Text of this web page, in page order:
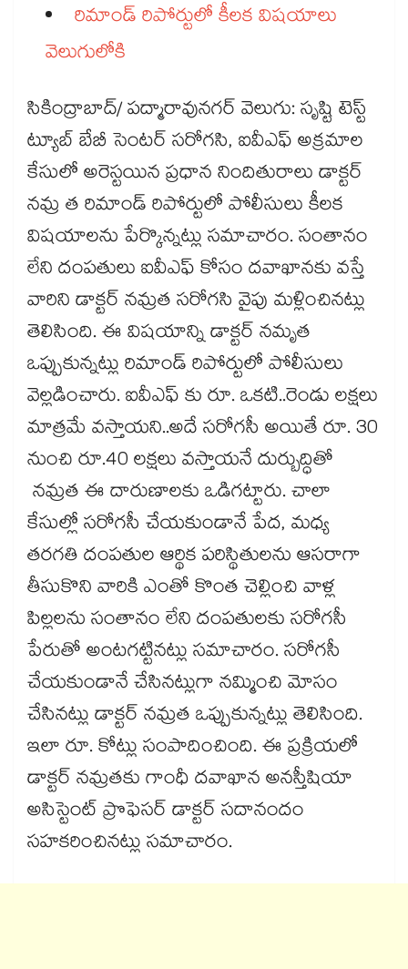
రిమాండ్​ రిపోర్టులో కీలక విషయాలు
వెలుగులోకి
సికింద్రాబాద్/ పద్మారావునగర్ వెలుగు: సృష్టి టెస్ట్
ట్యూబ్ బేబీ సెంటర్ సరోగసి, ఐవీఎఫ్ అక్రమాల
కేసులో అరెస్టయిన ప్రధాన నిందితురాలు డాక్టర్
నమ్ర త రిమాండ్ రిపోర్టులో పోలీసులు కీలక
విషయాలను పేర్కొన్నట్లు సమాచారం. సంతానం
లేని దంపతులు ఐవీఎఫ్ కోసం దవాఖానకు వస్తే
వారిని డాక్టర్ నమ్రత సరోగసి వైపు మళ్లించినట్లు
తెలిసింది. ఈ విషయాన్ని డాక్టర్ నమృత
ఒప్పుకున్నట్లు రిమాండ్ రిపోర్టులో పోలీసులు
వెల్లడించారు. ఐవీఎఫ్ కు రూ. ఒకటి..రెండు లక్షలు
మాత్రమే వస్తాయని..అదే సరోగసీ అయితే రూ. 30
నుంచి రూ.40 లక్షలు వస్తాయనే దుర్బుద్ధితో
నమ్రత ఈ దారుణాలకు ఒడిగట్టారు. చాలా
కేసుల్లో సరోగసీ చేయకుండానే పేద, మధ్య
తరగతి దంపతుల ఆర్థిక పరిస్థితులను ఆసరాగా
తీసుకొని వారికి ఎంతో కొంత చెల్లించి వాళ్ల
పిల్లలను సంతానం లేని దంపతులకు సరోగసీ
పేరుతో అంటగట్టినట్లు సమాచారం. సరోగసీ
చేయకుండానే చేసినట్లుగా నమ్మించి మోసం
చేసినట్లు డాక్టర్ నమ్రత ఒప్పుకున్నట్లు తెలిసింది.
ఇలా రూ. కోట్లు సంపాదించింది. ఈ ప్రక్రియలో
డాక్టర్ నమ్రతకు గాంధీ దవాఖాన అనస్తీషియా
అసిస్టెంట్ ప్రొఫెసర్ డాక్టర్ సదానందం
సహకరించినట్లు సమాచారం.